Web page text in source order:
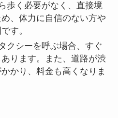
歩く必要がなく、直接境
、体力に自信のない方や
す。
クシーを呼ぶ場合、すぐ
ります。また、道路が渋
かり、料金も高くなりま